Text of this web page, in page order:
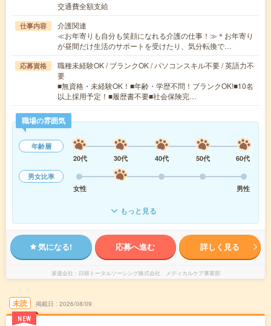
交通費全額支給
仕事内容
介護関連
≪お年寄りも自分も笑顔になれる介護の仕事！≫＊お年寄り
が昼間だけ生活のサポートを受けたり、気分転換で…
応募資格
職種未経験OK / ブランクOK / パソコンスキル不要 / 英語力不
要
■無資格・未経験OK！■年齢・学歴不問！ブランクOK!■10名
以上採用予定！■履歴書不要■社会保険完…
職場の雰囲気
年齢層
20代
30代 40代 50代
60代
男女比率
女性
男性
もっと見る
気になる! 応募へ進む 詳しく見る
派遣会社 日研トータルソーシング株式会社 メディカルケア事業部
未読
NEW
掲載日 2026/08/09